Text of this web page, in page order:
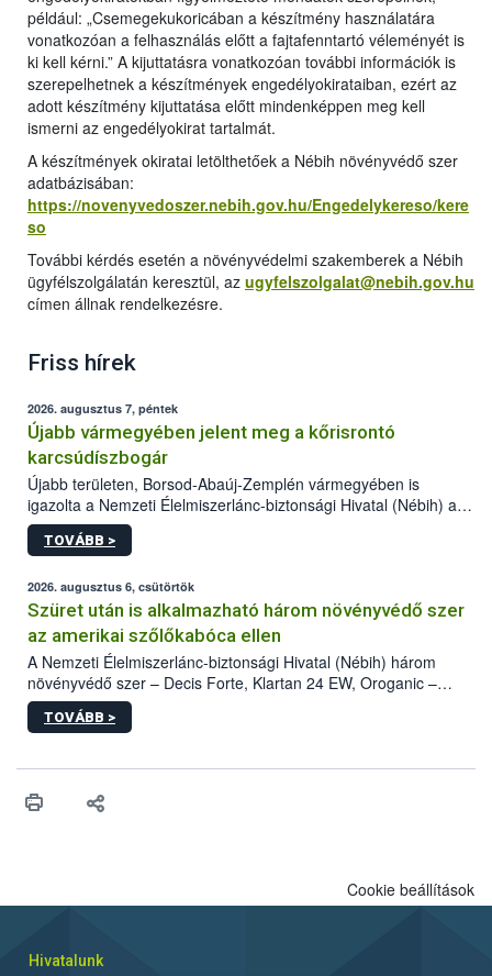
például: „Csemegekukoricában a készítmény használatára
vonatkozóan a felhasználás előtt a fajtafenntartó véleményét is
ki kell kérni.” A kijuttatásra vonatkozóan további információk is
szerepelhetnek a készítmények engedélyokirataiban, ezért az
adott készítmény kijuttatása előtt mindenképpen meg kell
ismerni az engedélyokirat tartalmát.
A készítmények okiratai letölthetőek a Nébih növényvédő szer
adatbázisában:
https://novenyvedoszer.nebih.gov.hu/Engedelykereso/kere
so
További kérdés esetén a növényvédelmi szakemberek a Nébih
ügyfélszolgálatán keresztül, az ugyfelszolgalat@nebih.gov.hu
címen állnak rendelkezésre.
Friss hírek
2026. augusztus 7, péntek
Újabb vármegyében jelent meg a kőrisrontó
karcsúdíszbogár
Újabb területen, Borsod-Abaúj-Zemplén vármegyében is
igazolta a Nemzeti Élelmiszerlánc-biztonsági Hivatal (Nébih) a
kőrisrontó karcsúdíszbogár (Agrilus planipennis) jelenlétét. A
kártevőt nem csak színcsapdában találták meg, de már fertőzött
az intenzív felderítést, emellett az intézkedéseket a szlovák
hatósággal is összehangolják a terjedés megállítása érdekében.
TOVÁBB >
2026. augusztus 6, csütörtök
Szüret után is alkalmazható három növényvédő szer
az amerikai szőlőkabóca ellen
A Nemzeti Élelmiszerlánc-biztonsági Hivatal (Nébih) három
növényvédő szer – Decis Forte, Klartan 24 EW, Oroganic –
engedélyokiratát módosította, így azok a szüretet követően,
egészen a vesszőérettség (BBCH 91) stádiumáig
érésű szőlőkben is legyen lehetőség a károsító elleni további
felhasználók számára is elérhető és ökológiai termesztésben is
TOVÁBB >
Cookie beállítások
Hivatalunk